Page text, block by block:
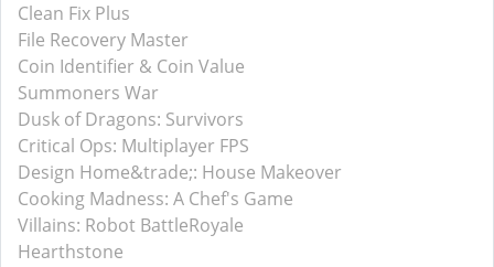
Clean Fix Plus
File Recovery Master
Coin Identifier & Coin Value
Summoners War
Dusk of Dragons: Survivors
Critical Ops: Multiplayer FPS
Design Home&trade;: House Makeover
Cooking Madness: A Chef's Game
Villains: Robot BattleRoyale
Hearthstone